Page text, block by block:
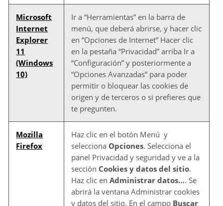
Microsoft
Internet
Explorer
11
(Windows
10)
Ir a “Herramientas” en la barra de
menú, que deberá abrirse, y hacer clic
en “Opciones de Internet” Hacer clic
en la pestaña “Privacidad” arriba Ir a
“Configuración” y posteriormente a
“Opciones Avanzadas” para poder
permitir o bloquear las cookies de
origen y de terceros o si prefieres que
te pregunten.
Mozilla
Firefox
Haz clic en el botón Menú y
selecciona Opciones. Selecciona el
panel Privacidad y seguridad y ve a la
sección Cookies y datos del sitio.
Haz clic enAdministrar datos…. Se
abrirá la ventana Administrar cookies
y datos del sitio. En el campo Buscar